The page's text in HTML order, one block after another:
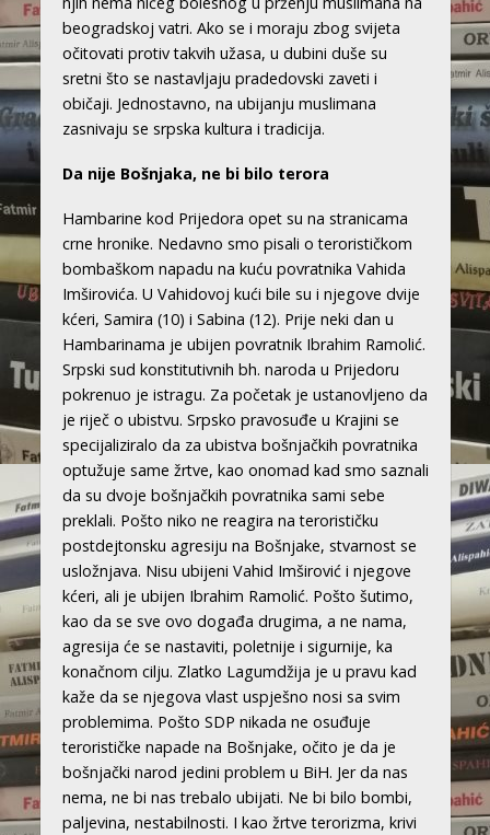
beogradskoj vatri. Ako se i moraju zbog svijeta
očitovati protiv takvih užasa, u dubini duše su
sretni što se nastavljaju pradedovski zaveti i
običaji. Jednostavno, na ubijanju muslimana
zasnivaju se srpska kultura i tradicija.
Da nije Bošnjaka, ne bi bilo terora
Hambarine kod Prijedora opet su na stranicama
crne hronike. Nedavno smo pisali o terorističkom
bombaškom napadu na kuću povratnika Vahida
Imširovića. U Vahidovoj kući bile su i njegove dvije
kćeri, Samira (10) i Sabina (12). Prije neki dan u
Hambarinama je ubijen povratnik Ibrahim Ramolić.
Srpski sud konstitutivnih bh. naroda u Prijedoru
pokrenuo je istragu. Za početak je ustanovljeno da
je riječ o ubistvu. Srpsko pravosuđe u Krajini se
specijaliziralo da za ubistva bošnjačkih povratnika
optužuje same žrtve, kao onomad kad smo saznali
da su dvoje bošnjačkih povratnika sami sebe
preklali. Pošto niko ne reagira na terorističku
postdejtonsku agresiju na Bošnjake, stvarnost se
usložnjava. Nisu ubijeni Vahid Imširović i njegove
kćeri, ali je ubijen Ibrahim Ramolić. Pošto šutimo,
kao da se sve ovo događa drugima, a ne nama,
agresija će se nastaviti, poletnije i sigurnije, ka
konačnom cilju. Zlatko Lagumdžija je u pravu kad
kaže da se njegova vlast uspješno nosi sa svim
problemima. Pošto SDP nikada ne osuđuje
terorističke napade na Bošnjake, očito je da je
bošnjački narod jedini problem u BiH. Jer da nas
nema, ne bi nas trebalo ubijati. Ne bi bilo bombi,
paljevina, nestabilnosti. I kao žrtve terorizma, krivi